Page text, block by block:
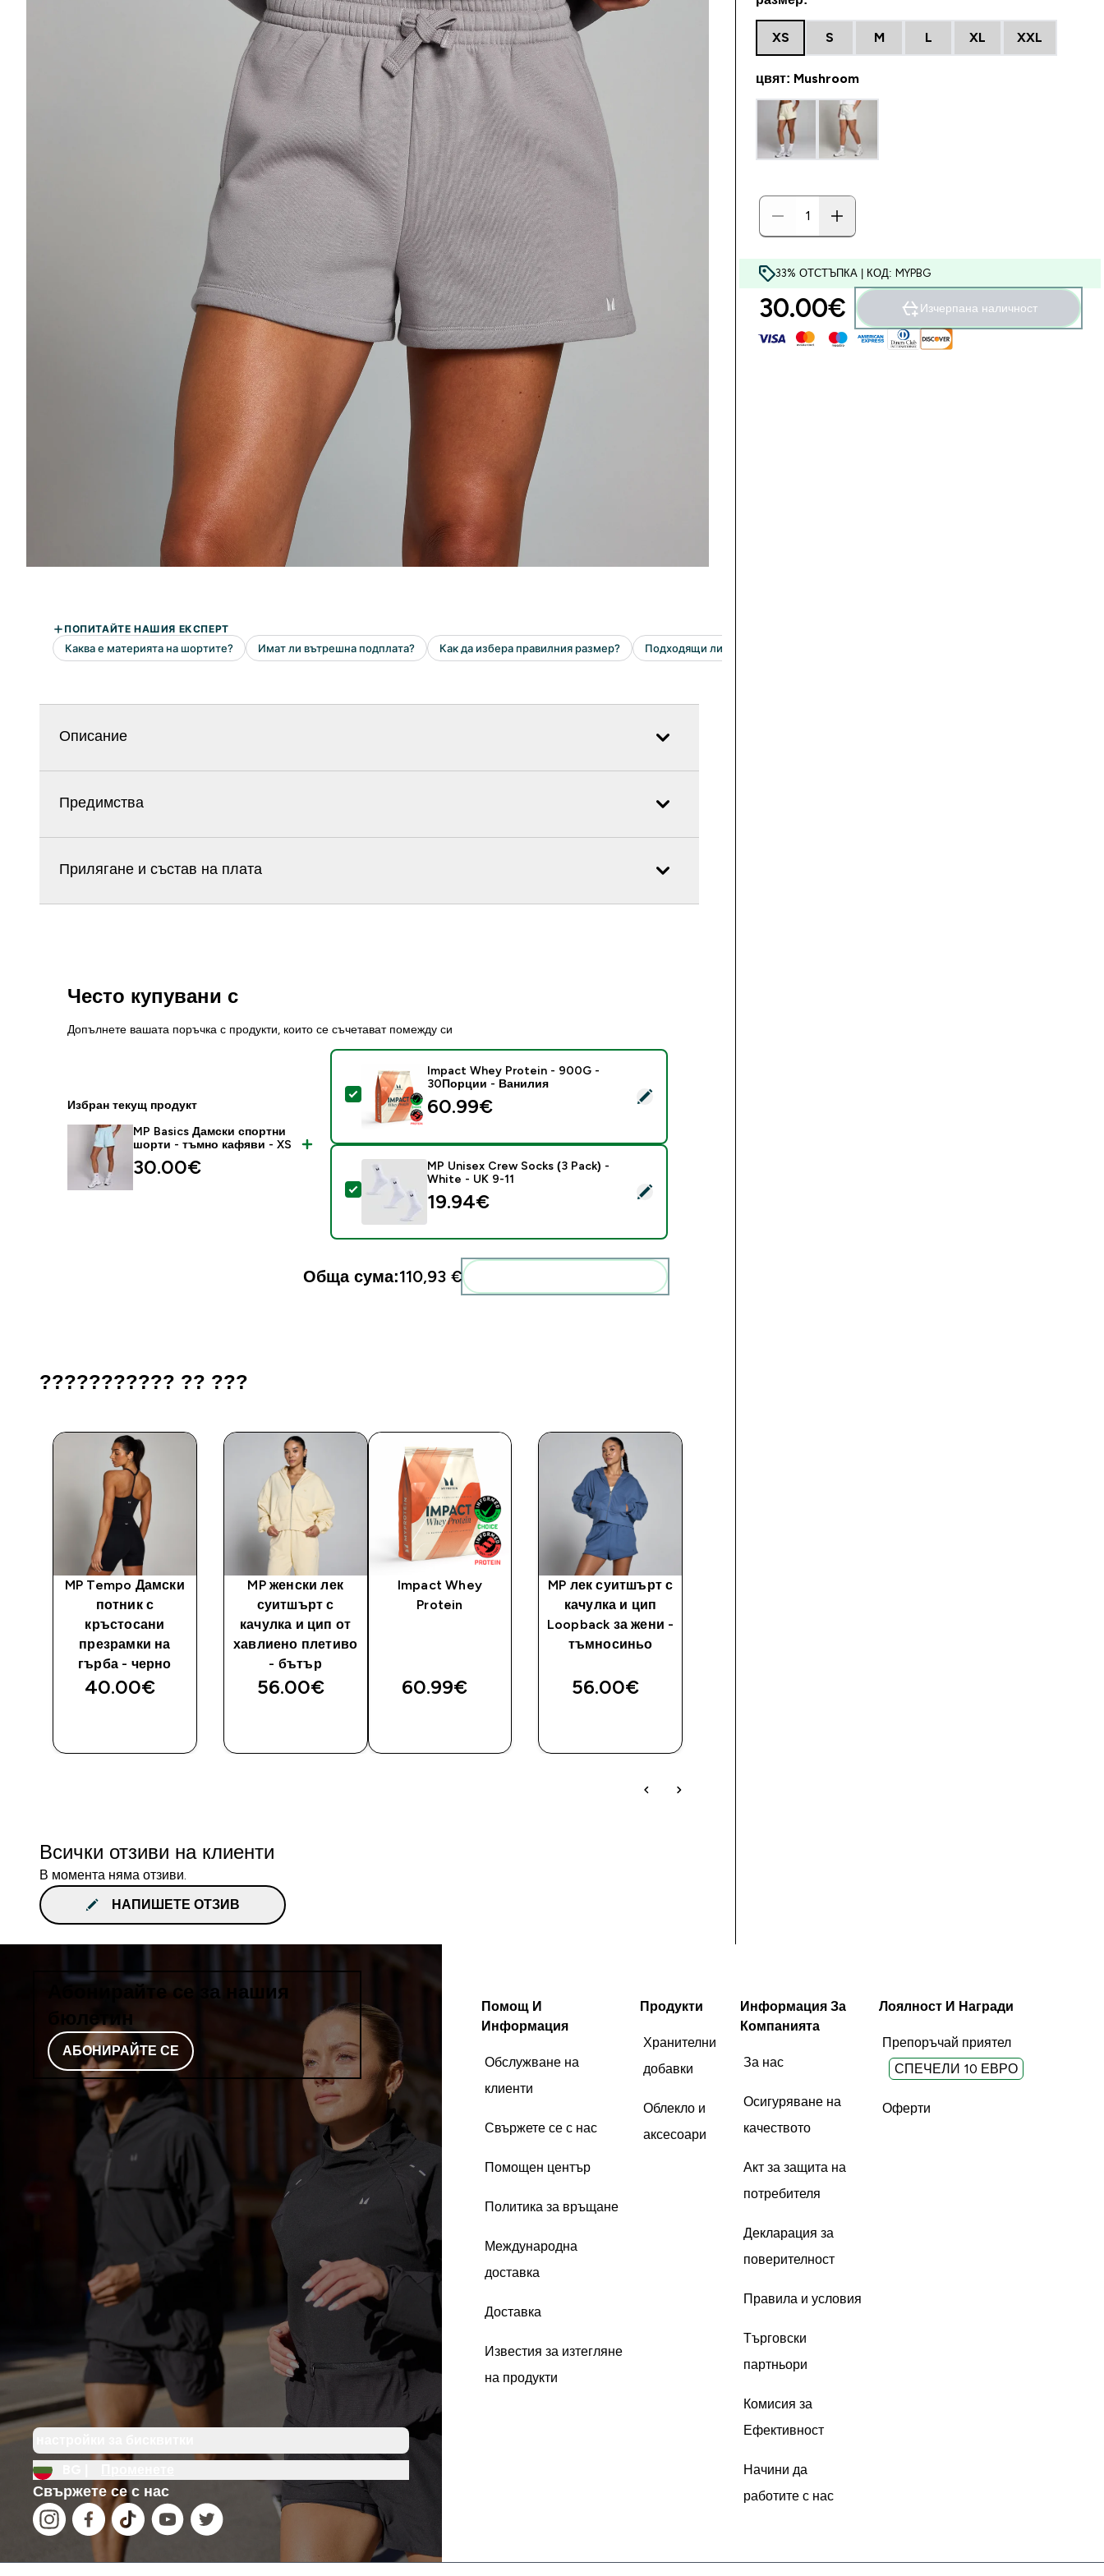
Описание
Предимства
Прилягане и състав на плата
Често купувани с
Допълнете вашата поръчка с продукти, които се съчетават помежду си
Избран текущ продукт
MP Basics Дамски спортни
шорти - тъмно кафяви - XS
30.00€‎
Select this product - Impact Whey Protein - 900G - 30Порции - Ванилия
Impact Whey Protein - 900G -
30Порции - Ванилия
60.99€‎
Select this product - MP Unisex Crew Socks (3 Pack) - White - UK 9-11
MP Unisex Crew Socks (3 Pack) -
White - UK 9-11
19.94€‎
Обща сума:110,93 €‎
??????????? ?? ???
MP Tempo Дамски
потник с
кръстосани
презрамки на
гърба - черно
40.00€‎
MP женски лек
суитшърт с
качулка и цип от
хавлиено плетиво
- бътър
56.00€‎
Impact Whey
Protein
60.99€‎
MP лек суитшърт с
качулка и цип
Loopback за жени -
тъмносиньо
56.00€‎
Всички отзиви на клиенти
В момента няма отзиви.
НАПИШЕТЕ ОТЗИВ
XS S M L XL XXL
цвят: Mushroom
33% ОТСТЪПКА | КОД: MYPBG
30.00€‎ Изчерпана наличност
Абонирайте се за нашия
бюлетин
АБОНИРАЙТЕ СЕ
Свържете се с нас
Помощ И
Информация
Обслужване на
клиенти
Свържете се с нас
Помощен център
Политика за връщане
Международна
доставка
Доставка
Известия за изтегляне
на продукти
Продукти
Хранителни
добавки
Облекло и
аксесоари
Информация За
Компанията
За нас
Осигуряване на
качеството
Акт за защита на
потребителя
Декларация за
поверителност
Правила и условия
Търговски
партньори
Комисия за
Ефективност
Начини да
работите с нас
Лоялност И Награди
Препоръчай приятел
СПЕЧЕЛИ 10 ЕВРО
Оферти